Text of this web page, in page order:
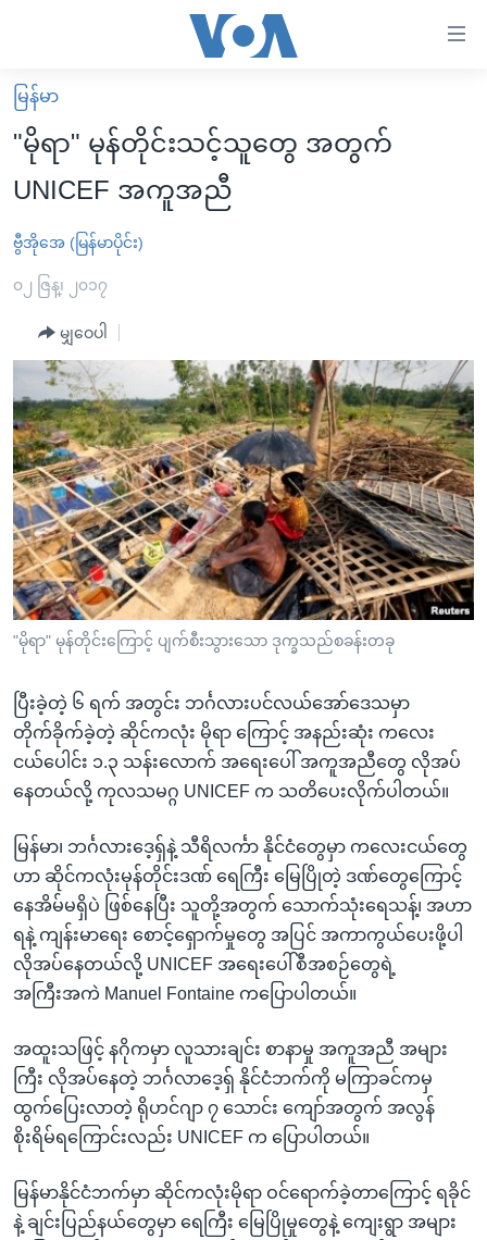
လွယ်ကူ
စေ
သည့်
များ
ပင်မ
ကြည့်
ရန်
ပင်မ
အ
ညွန်း
စာမျက်နှာ
သို့
ကျော်
ကြည့်
ရှာဖွေ
ရန်
နေရာ
သို့
ရန်
မူလစာမျက်နှာ
မြန်မာ
ကမ္ဘာ့သတင်းများ
နိုင်ငံတကာ
အမေရိကန်
အစ္စရေး-ပါလက်စတိုင်း
ဗွီဒီယို
သတင်းလွတ်လပ်ခွင့်
အင်္ဂလိပ်စာလေ့လာမယ်
အမေရိကန်သုံးအီဒီယံ
မကြေးမုံရဲ့ အင်္ဂလိပ်စာ
ရုပ်ရှင်ထဲက အင်္ဂလိပ်စာ
သုတပဒေသာ အင်္ဂလိပ်စာ
အပတ်စဉ်ကဏ္ဍများ
ရေဒီယို
တီဗွီ
ရေဒီယိုနှင့်ရုပ်သံ အချက်အလက်များ
ရေဒီယို/တီဗွီအစီအစဉ်
Learning English
ဗွီအိုအေ လူမှုကွန်ယက်များ
ဘာသာစကားများ
မြန်မာ
"မိုရာ" မုန်တိုင်းသင့်သူတွေ အတွက်
UNICEF အကူအညီ
ဗွီအိုအေ (မြန်မာပိုင်း)
၀၂ ဇြန္၊ ၂၀၁၇
မျှဝေပါ
"မိုရာ" မုန်တိုင်းကြောင့် ပျက်စီးသွားသော ဒုက္ခသည်စခန်းတခု
ပြီးခဲ့တဲ့ ၆ ရက် အတွင်း ဘင်္ဂလားပင်လယ်အော်ဒေသမှာ
တိုက်ခိုက်ခဲ့တဲ့ ဆိုင်ကလုံး မိုရာ ကြောင့် အနည်းဆုံး ကလေး
ငယ်ပေါင်း ၁.၃ သန်းလောက် အရေးပေါ် အကူအညီတွေ လိုအပ်
နေတယ်လို့ ကုလသမဂ္ဂ UNICEF က သတိပေးလိုက်ပါတယ်။
မြန်မာ၊ ဘင်္ဂလားဒေ့ရှ်နဲ့ သီရိလင်္ကာ နိုင်ငံတွေမှာ ကလေးငယ်တွေ
ဟာ ဆိုင်ကလုံးမုန်တိုင်းဒဏ် ရေကြီး မြေပြိုတဲ့ ဒဏ်တွေကြောင့်
နေအိမ်မရှိပဲ ဖြစ်နေပြီး သူတို့အတွက် သောက်သုံးရေသန့်၊ အဟာ
ရနဲ့ ကျန်းမာရေး စောင့်ရှောက်မှုတွေ အပြင် အကာကွယ်ပေးဖို့ပါ
လိုအပ်နေတယ်လို့ UNICEF အရေးပေါ်စီအစဉ်တွေရဲ့
အကြီးအကဲ Manuel Fontaine ကပြောပါတယ်။
အထူးသဖြင့် နဂိုကမှာ လူသားချင်း စာနာမှု အကူအညီ အများ
ကြီး လိုအပ်နေတဲ့ ဘင်္ဂလာဒေ့ရှ် နိုင်ငံဘက်ကို မကြာခင်ကမှ
ထွက်ပြေးလာတဲ့ ရိုဟင်ဂျာ ၇ သောင်း ကျော်အတွက် အလွန်
စိုးရိမ်ရကြောင်းလည်း UNICEF က ပြောပါတယ်။
မြန်မာနိုင်ငံဘက်မှာ ဆိုင်ကလုံးမိုရာ ဝင်ရောက်ခဲ့တာကြောင့် ရခိုင်
နဲ့ ချင်းပြည်နယ်တွေမှာ ရေကြီး မြေပြိုမှုတွေနဲ့ ကျေးရွာ အများ